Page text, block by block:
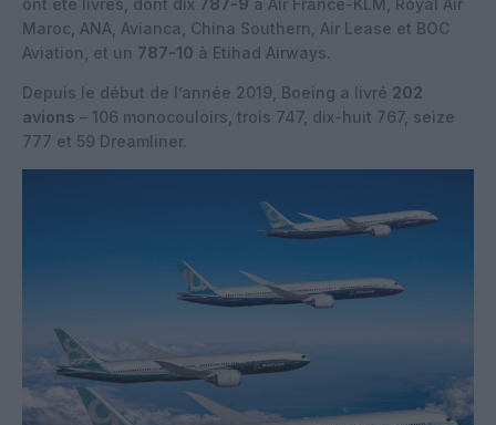
Maroc, ANA, Avianca, China Southern, Air Lease et BOC
Aviation, et un 787-10 à Etihad Airways.
Depuis le début de l’année 2019, Boeing a livré 202
avions – 106 monocouloirs, trois 747, dix-huit 767, seize
777 et 59 Dreamliner.